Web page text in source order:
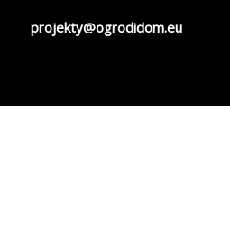
projekty@ogrodidom.eu